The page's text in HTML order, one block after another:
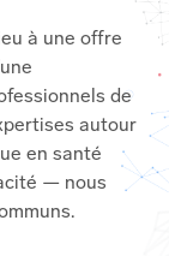
à une offre
de
autour
en santé
— nous